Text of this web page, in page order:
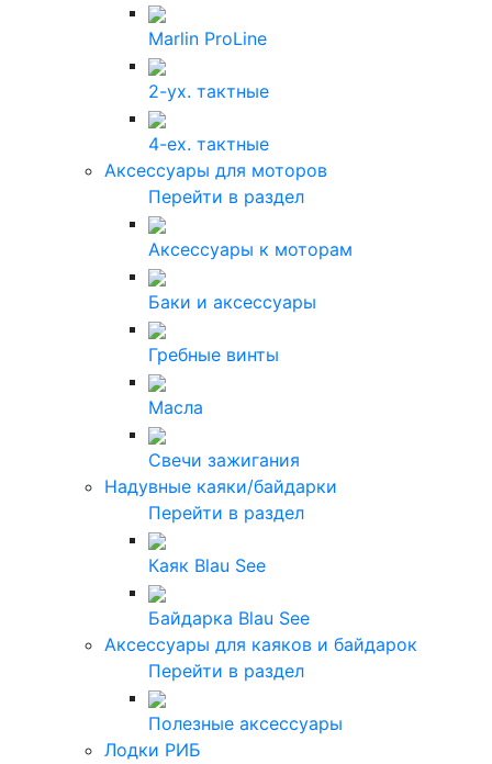
Marlin ProLine
2-ух. тактные
4-ех. тактные
Аксессуары для моторов
Перейти в раздел
Аксессуары к моторам
Баки и аксессуары
Гребные винты
Масла
Свечи зажигания
Надувные каяки/байдарки
Перейти в раздел
Каяк Blau See
Байдарка Blau See
Аксессуары для каяков и байдарок
Перейти в раздел
Полезные аксессуары
Лодки РИБ